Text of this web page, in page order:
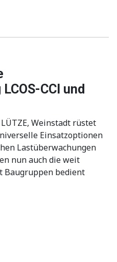
CCI und
Weinstadt rüstet
Einsatzoptionen
Lastüberwachungen
nun auch die weit
Baugruppen bedient